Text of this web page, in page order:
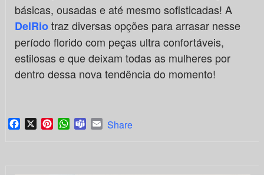
básicas, ousadas e até mesmo sofisticadas! A
DelRiotraz diversas opções para arrasar nesse
período florido com peças ultra confortáveis,
estilosas e que deixam todas as mulheres por
dentro dessa nova tendência do momento!
Facebook
X PinterestWhatsApp
TeamsEmail
Share